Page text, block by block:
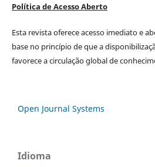
Política de Acesso Aberto
Esta revista oferece acesso imediato e
base no princípio de que a
favorece a circulação global de
Open Journal Systems
Idioma